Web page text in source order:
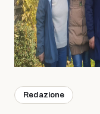
Redazione